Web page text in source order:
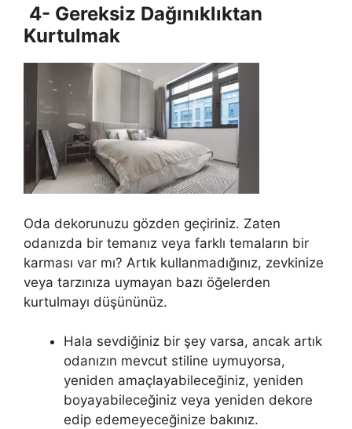
4- Gereksiz Dağınıklıktan
Kurtulmak
Oda dekorunuzu gözden geçiriniz. Zaten
odanızda bir temanız veya farklı temaların bir
karması var mı? Artık kullanmadığınız, zevkinize
veya tarzınıza uymayan bazı öğelerden
kurtulmayı düşününüz.
Hala sevdiğiniz bir şey varsa, ancak artık
odanızın mevcut stiline uymuyorsa,
yeniden amaçlayabileceğiniz, yeniden
boyayabileceğiniz veya yeniden dekore
edip edemeyeceğinize bakınız.